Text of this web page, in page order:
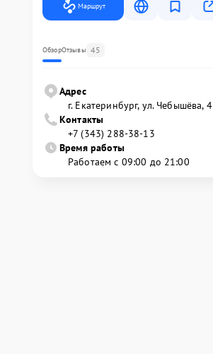
Маршрут
ОбзорОтзывы 45
Адрес
г. Екатеринбург, ул. Чебышёва, 4
Контакты
+7 (343) 288-38-13
Время работы
Работаем с 09:00 до 21:00